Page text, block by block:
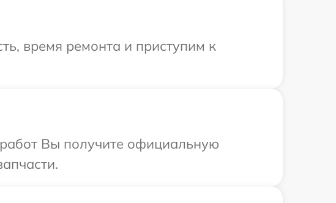
время ремонта и приступим к
Вы получите официальную